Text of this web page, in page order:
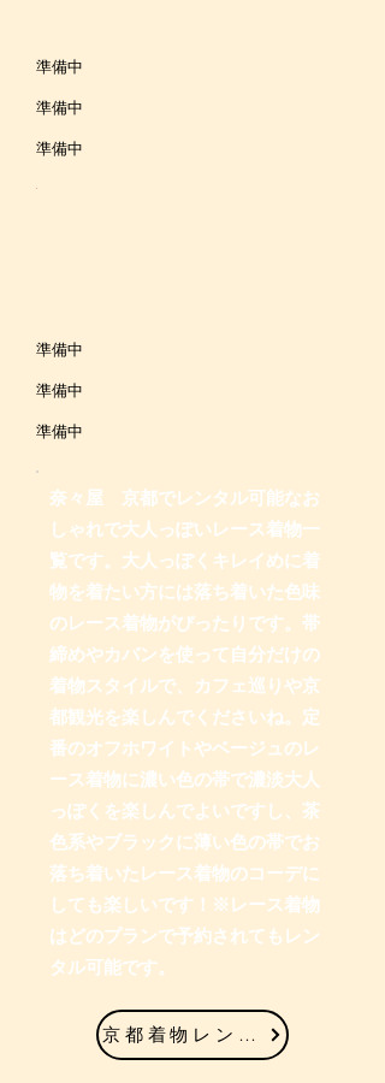
編みおろしツインはガーリーなレース着物と相
性ぴったり！
ピンクのレース着物とパールバッグを合わせた
ース着物はガーリーな雰囲気にピッタリの
着物になっています。可愛く着物を着たい
なる場合があります）カラーはパステルか
らくすみ色まで豊富に取り揃えています。
お気に入りのカラーを見つけて自分らしい
着物コーデを作ってください。
※レース着物はどのプランで予約されても
レンタル可能です。
京都着物ヘア付き学割プラン
準備中
準備中
準備中
準備中
準備中
準備中
奈々屋 京都でレンタル 可能なお
しゃれで大人っぽいレース着物一
覧です。大人っぽくキレイめに着
物を着たい方には落ち着いた色味
のレース着物がぴったりです。帯
締めやカバンを使って自分だけの
着物スタイルで、カフェ巡りや京
都観光を楽しんでくださいね。定
番のオフホワイトやベージュのレ
ース着物に濃い色の帯で濃淡大人
っぽくを楽しんでよいですし、茶
色系やブラックに薄い色の帯でお
落ち着いたレース着物のコーデに
しても楽しいです！※レース着物
はどのプランで予約されてもレン
タル可能です。
京都着物レンタル学割プランへ